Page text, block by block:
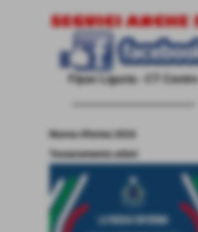
Fipav Liguria - CT Centro
Nuova riforma 2024
Tesseramento atleti